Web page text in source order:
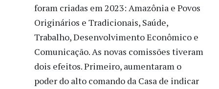
foram criadas em 2023: Amazônia e Povos
Originários e Tradicionais, Saúde,
Trabalho, Desenvolvimento Econômico e
Comunicação. As novas comissões tiveram
dois efeitos. Primeiro, aumentaram o
poder do alto comando da Casa de indicar